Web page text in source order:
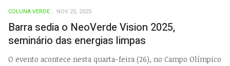
COLUNA VERDE NOV 25, 2025
Barra sedia o NeoVerde Vision 2025,
seminário das energias limpas
O evento acontece nesta quarta-feira (26), no Campo Olímpico